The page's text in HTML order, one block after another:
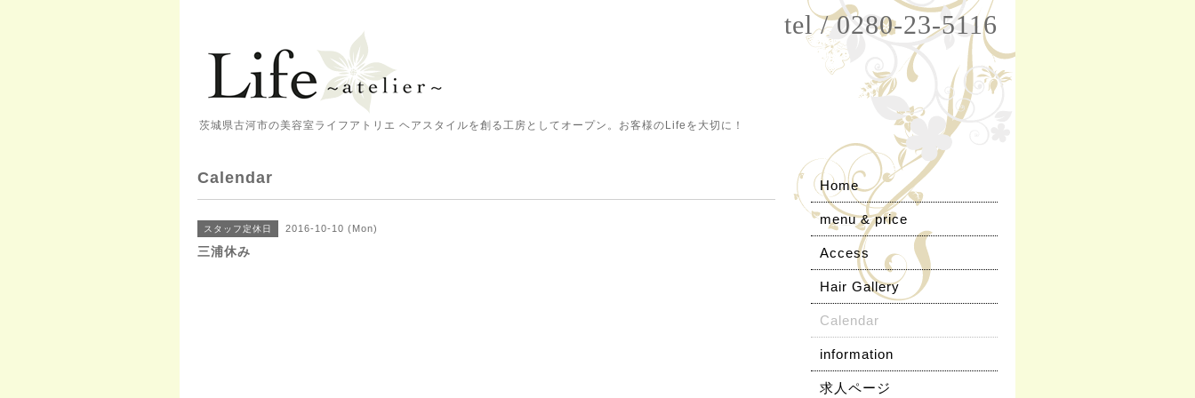
tel / 0280-23-5116
茨城県古河市の美容室ライフアトリエ ヘアスタイルを創る工房としてオープン。お客様のLifeを大切に！
Calendar
スタッフ定休日 2016-10-10 (Mon)
三浦休み
Home
menu & price
Access
Hair Gallery
Calendar
information
求人ページ